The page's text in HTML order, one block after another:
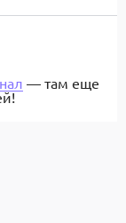
— там еще